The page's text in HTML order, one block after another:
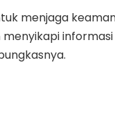
menjaga